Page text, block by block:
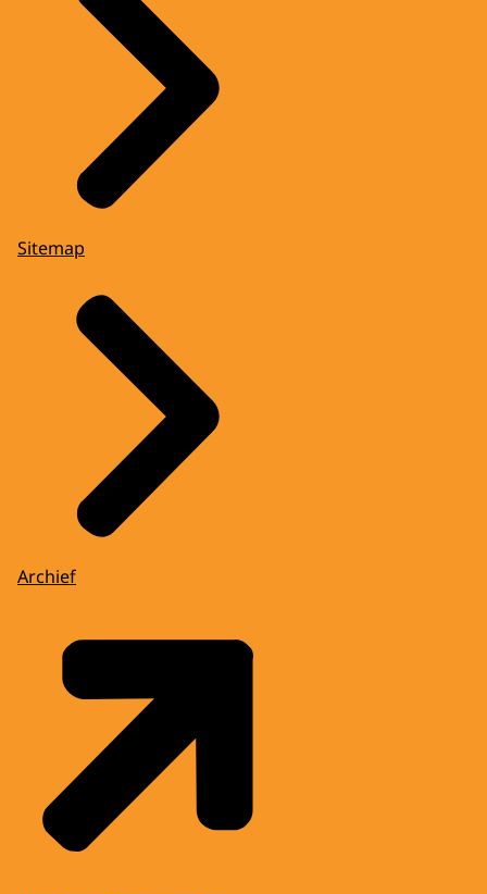
Sitemap
Archief